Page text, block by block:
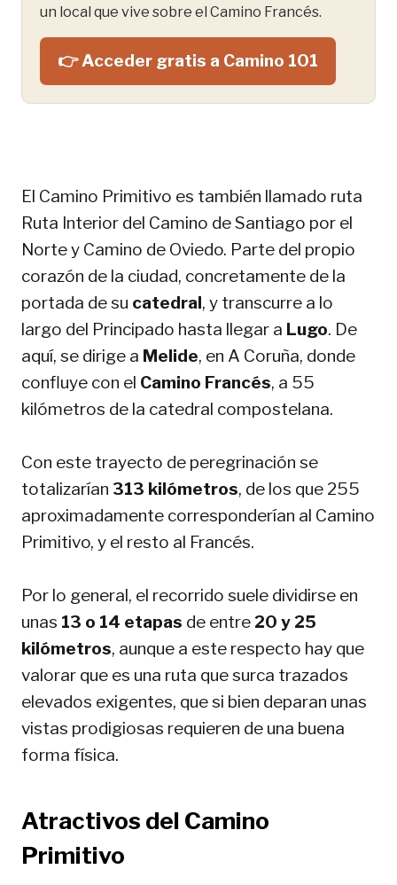
un local que vive sobre el Camino Francés.
👉 Acceder gratis a Camino 101
El Camino Primitivo es también llamado ruta
Ruta Interior del Camino de Santiago por el
Norte y Camino de Oviedo. Parte del propio
corazón de la ciudad, concretamente de la
portada de su catedral, y transcurre a lo
largo del Principado hasta llegar a Lugo. De
aquí, se dirige a Melide, en A Coruña, donde
confluye con el Camino Francés, a 55
kilómetros de la catedral compostelana.
Con este trayecto de peregrinación se
totalizarían 313 kilómetros, de los que 255
aproximadamente corresponderían al Camino
Primitivo, y el resto al Francés.
Por lo general, el recorrido suele dividirse en
unas 13 o 14 etapas de entre20 y 25
kilómetros, aunque a este respecto hay que
valorar que es una ruta que surca trazados
elevados exigentes, que si bien deparan unas
vistas prodigiosas requieren de una buena
forma física.
Atractivos del Camino
Primitivo